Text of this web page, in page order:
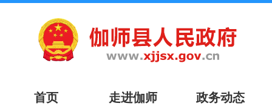
首页 走进伽师 政务动态